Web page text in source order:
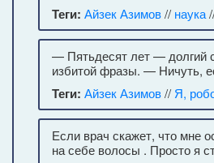
Теги: Айзек Азимов// наука
— Пятьдесят лет — долгий
избитой фразы. — Ничуть,
Теги: Айзек Азимов// Я,
Если врач скажет, что мне
на себе волосы . Просто я